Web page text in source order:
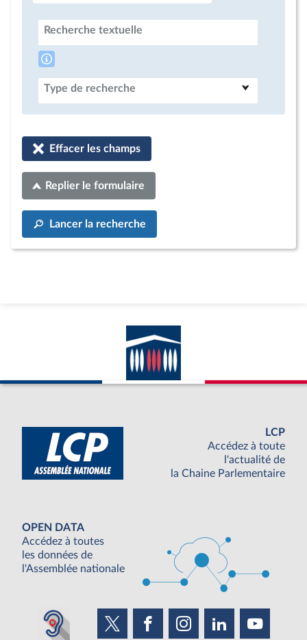
Recherche textuelle
Type de recherche
Effacer les champs
Replier le formulaire
Lancer la recherche
LCP
Accédez à toute
l'actualité de
la Chaine Parlementaire
OPEN DATA
Accédez à toutes
les données de
l'Assemblée nationale